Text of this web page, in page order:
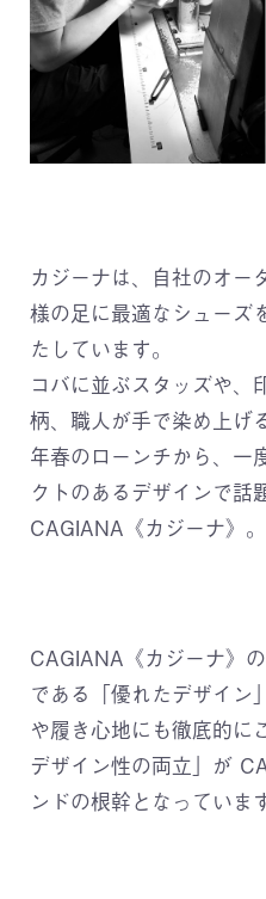
カジーナは、自社のオー
様の足に最適なシューズ
たしています。
コバに並ぶスタッズや、
柄、職人が手で染め上げ
年春のローンチから、一
クトのあるデザインで話
CAGIANA《カジーナ》。
CAGIANA《カジーナ》の
である「優れたデザイン
や履き心地にも徹底的に
デザイン性の両立」が
ンドの根幹となっていま